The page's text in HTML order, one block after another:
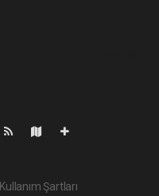
Kullanım Şartları